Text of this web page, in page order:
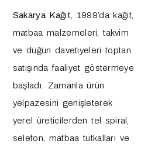
Sakarya Kağıt, 1999’da kağıt,
matbaa malzemeleri, takvim
ve düğün davetiyeleri toptan
satışında faaliyet göstermeye
başladı. Zamanla ürün
yelpazesini genişleterek
yerel üreticilerden tel spiral,
selefon, matbaa tutkalları ve